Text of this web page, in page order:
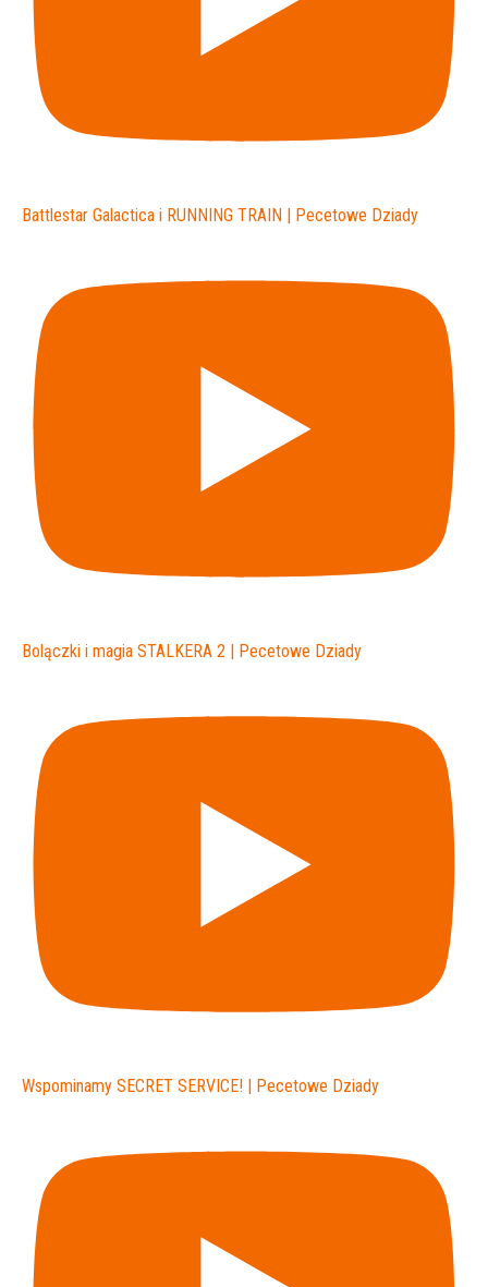
Battlestar Galactica i RUNNING TRAIN | Pecetowe Dziady
Bolączki i magia STALKERA 2 | Pecetowe Dziady
Wspominamy SECRET SERVICE! | Pecetowe Dziady